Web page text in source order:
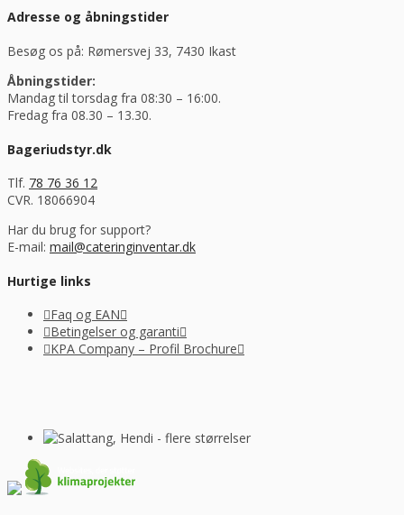
Adresse og åbningstider
Besøg os på: Rømersvej 33, 7430 Ikast
Åbningstider:
Mandag til torsdag fra 08:30 – 16:00.
Fredag fra 08.30 – 13.30.
Bageriudstyr.dk
Tlf. 78 76 36 12
CVR. 18066904
Har du brug for support?
E-mail: mail@cateringinventar.dk
Hurtige links
Faq og EAN
Betingelser og garanti
KPA Company – Profil Brochure